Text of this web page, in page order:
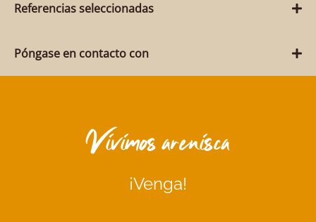
Referencias seleccionadas
Póngase en contacto con
Vivimos arenisca
¡Venga!